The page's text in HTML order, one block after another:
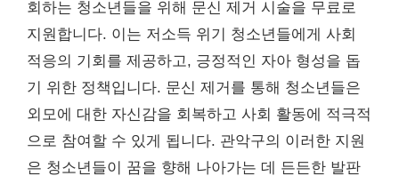
회하는 청소년들을 위해 문신 제거 시술을 무료로
지원합니다. 이는 저소득 위기 청소년들에게 사회
적응의 기회를 제공하고, 긍정적인 자아 형성을 돕
기 위한 정책입니다. 문신 제거를 통해 청소년들은
외모에 대한 자신감을 회복하고 사회 활동에 적극적
으로 참여할 수 있게 됩니다. 관악구의 이러한 지원
은 청소년들이 꿈을 향해 나아가는 데 든든한 발판